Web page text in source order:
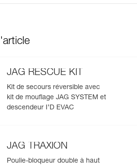
JAG RESCUE KIT
Kit de secours réversible avec
kit de mouflage JAG SYSTEM et
descendeur I’D EVAC
JAG TRAXION
Poulie-bloqueur double à haut